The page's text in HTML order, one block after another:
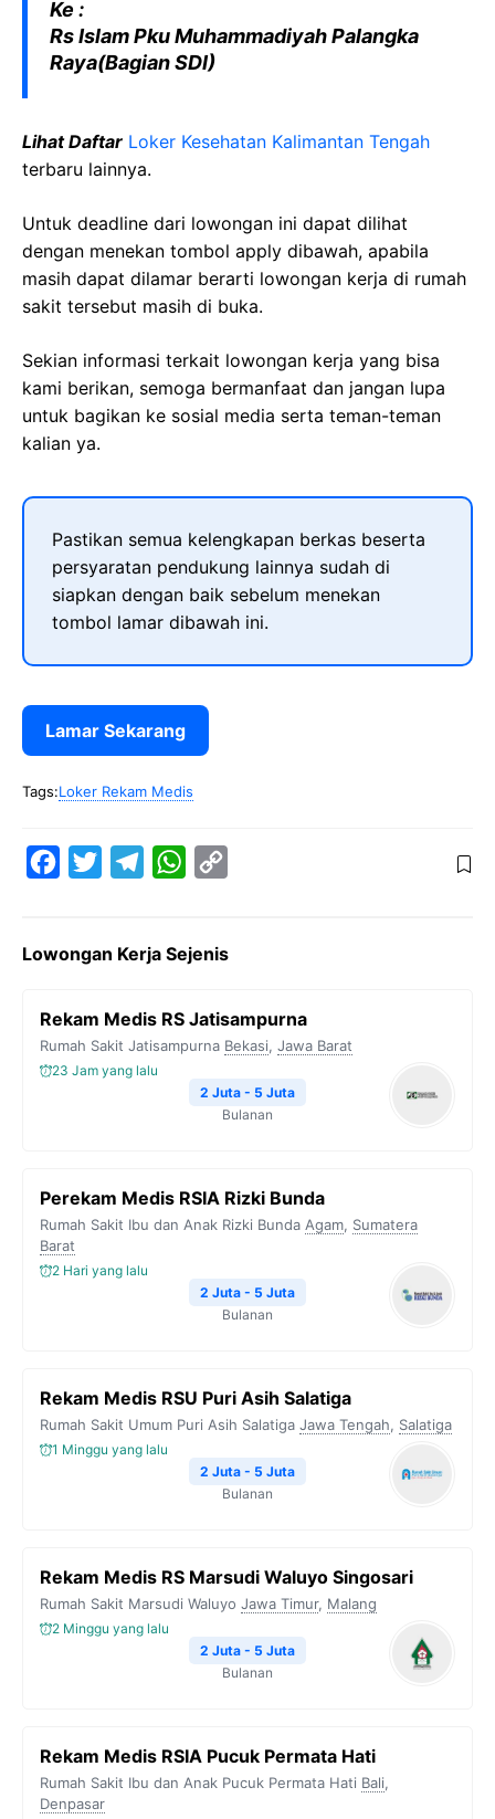
Ke :
Rs Islam Pku Muhammadiyah Palangka
Raya(Bagian SDI)
Lihat Daftar Loker Kesehatan Kalimantan Tengah
terbaru lainnya.
Untuk deadline dari lowongan ini dapat dilihat
dengan menekan tombol apply dibawah, apabila
masih dapat dilamar berarti lowongan kerja di rumah
sakit tersebut masih di buka.
Sekian informasi terkait lowongan kerja yang bisa
kami berikan, semoga bermanfaat dan jangan lupa
untuk bagikan ke sosial media serta teman-teman
kalian ya.
Pastikan semua kelengkapan berkas beserta
persyaratan pendukung lainnya sudah di
siapkan dengan baik sebelum menekan
tombol lamar dibawah ini.
Lamar Sekarang
Tags:Loker Rekam Medis
e
o
o
t
e
e
r
a
W
t
A
y
i
n
k
Lowongan Kerja Sejenis
Rekam Medis RS Jatisampurna
Rumah Sakit Jatisampurna Bekasi, Jawa Barat
23 Jam yang lalu
2 Juta - 5 Juta
Bulanan
Perekam Medis RSIA Rizki Bunda
Rumah Sakit Ibu dan Anak Rizki Bunda Agam, Sumatera
Barat
2 Hari yang lalu
2 Juta - 5 Juta
Bulanan
Rekam Medis RSU Puri Asih Salatiga
Rumah Sakit Umum Puri Asih Salatiga Jawa Tengah, Salatiga
1 Minggu yang lalu
2 Juta - 5 Juta
Bulanan
Rekam Medis RS Marsudi Waluyo Singosari
Rumah Sakit Marsudi Waluyo Jawa Timur, Malang
2 Minggu yang lalu
2 Juta - 5 Juta
Bulanan
Rekam Medis RSIA Pucuk Permata Hati
Rumah Sakit Ibu dan Anak Pucuk Permata Hati Bali,
Denpasar